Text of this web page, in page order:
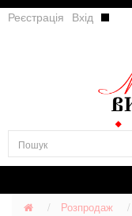
Реєстрація Вхід
Розпродаж